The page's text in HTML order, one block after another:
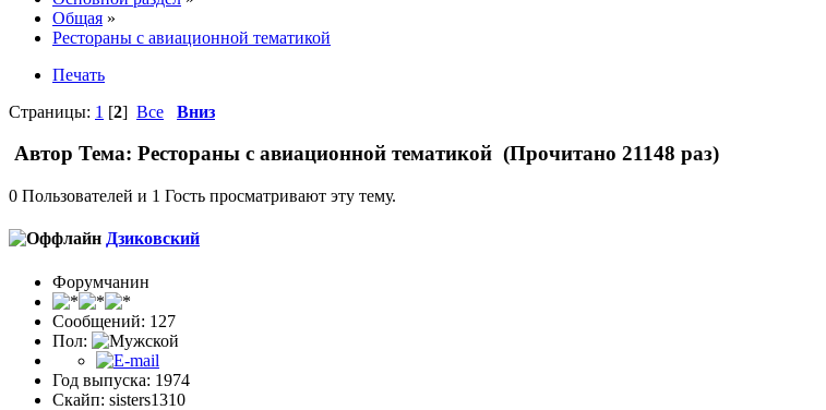
Общая »
Рестораны с авиационной тематикой
Печать
Страницы: 1 [2] Все Вниз
Автор Тема: Рестораны с авиационной тематикой (Прочитано 21148 раз)
0 Пользователей и 1 Гость просматривают эту тему.
Дзиковский
Форумчанин
Сообщений: 127
Пол:
Год выпуска: 1974
Скайп: sisters1310